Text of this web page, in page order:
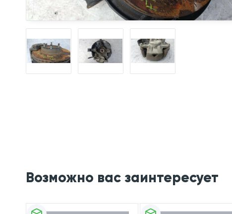
Возможно вас заинтересует